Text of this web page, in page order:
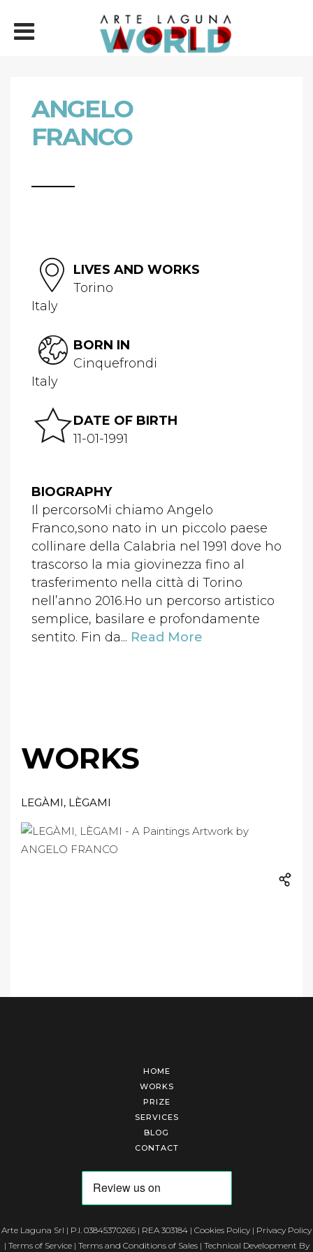
ANGELO
FRANCO
LIVES AND WORKS
Torino
Italy
BORN IN
Cinquefrondi
Italy
DATE OF BIRTH
11-01-1991
BIOGRAPHY
Il percorsoMi chiamo Angelo
Franco,sono nato in un piccolo paese
collinare della Calabria nel 1991 dove ho
trascorso la mia giovinezza fino al
trasferimento nella città di Torino
nell’anno 2016.Ho un percorso artistico
semplice, basilare e profondamente
sentito. Fin da... Read More
WORKS
LEGÀMI, LÈGAMI
HOME
WORKS
PRIZE
SERVICES
BLOG
CONTACT
Arte Laguna Srl | P.I. 03845370265 | REA 303184 | Cookies Policy | Privacy Policy
| Terms of Service| Terms and Conditions of Sales| Technical Development By